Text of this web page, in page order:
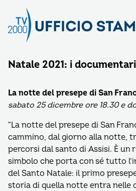
Natale 2021: i documentari
La notte del presepe di San
sabato 25 dicembre ore 18.30 e
“La notte del presepe di San
cammino, dal giorno alla notte,
percorsi dal santo di Assisi. È un
simbolo che porta con sé tutto
del Santo Natale: il primo
storia di quella notte entra nelle